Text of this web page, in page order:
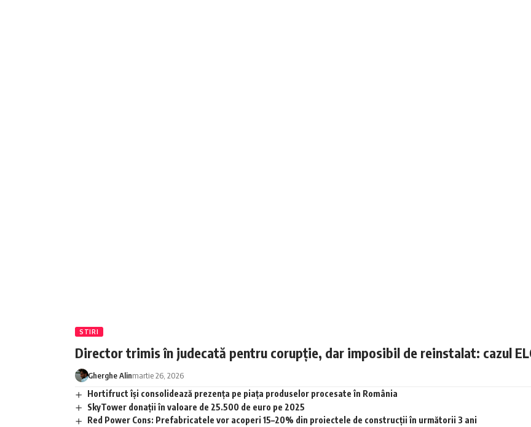
STIRI
Director trimis în judecată pentru corupție, dar imposibil de reinstalat: cazul
Gherghe Alinmartie 26, 2026
Hortifruct își consolidează prezența pe piața produselor procesate în România
SkyTower donații în valoare de 25.500 de euro pe 2025
Red Power Cons: Prefabricatele vor acoperi 15–20% din proiectele de construcții în următorii 3 ani